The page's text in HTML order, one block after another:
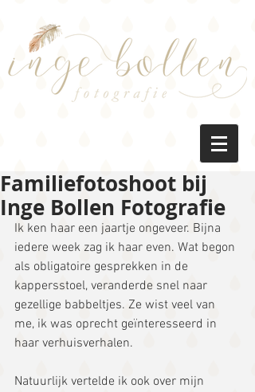
Familiefotoshoot bij
Inge Bollen Fotografie
Ik ken haar een jaartje ongeveer. Bijna
iedere week zag ik haar even. Wat begon
als obligatoire gesprekken in de
kappersstoel, veranderde snel naar
gezellige babbeltjes. Ze wist veel van
me, ik was oprecht geïnteresseerd in
haar verhuisverhalen.
Natuurlijk vertelde ik ook over mijn